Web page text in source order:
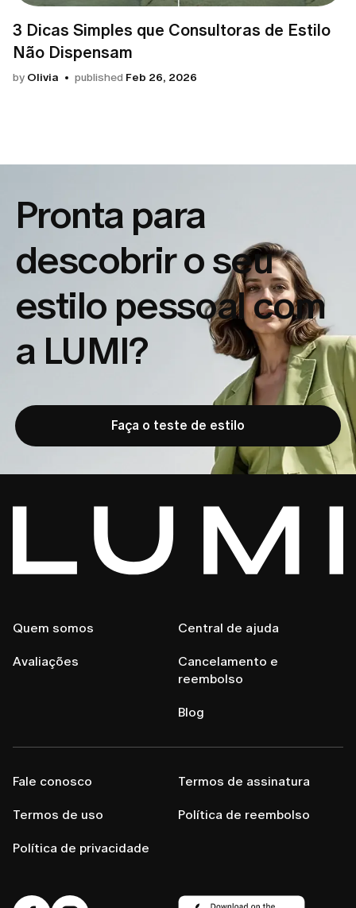
3 Dicas Simples que Consultoras de Estilo
Não Dispensam
by Olivia published Feb 26, 2026
Pronta para
descobrir o seu
estilo pessoal com
a LUMI?
Faça o teste de estilo
Quem somos
Avaliações
Central de ajuda
Cancelamento e
reembolso
Blog
Fale conosco
Termos de uso
Política de privacidade
Termos de assinatura
Política de reembolso